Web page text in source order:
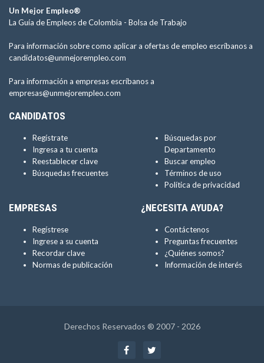
Un Mejor Empleo®
La Guía de Empleos de Colombia - Bolsa de Trabajo
Para información sobre como aplicar a ofertas de empleo escríbanos a
candidatos@unmejorempleo.com
Para información a empresas escríbanos a
empresas@unmejorempleo.com
CANDIDATOS
Regístrate
Ingresa a tu cuenta
Reestablecer clave
Búsquedas frecuentes
Búsquedas por
Departamento
Buscar empleo
Términos de uso
Política de privacidad
EMPRESAS
Regístrese
Ingrese a su cuenta
Recordar clave
Normas de publicación
¿NECESITA AYUDA?
Contáctenos
Preguntas frecuentes
¿Quiénes somos?
Información de interés
Derechos Reservados ® 2007 - 2026
Facebook